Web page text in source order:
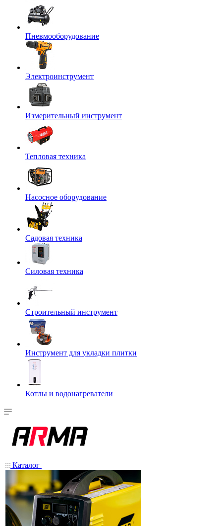
Пневмооборудование
Электроинструмент
Измерительный инструмент
Тепловая техника
Насосное оборудование
Садовая техника
Силовая техника
Строительный инструмент
Инструмент для укладки плитки
Котлы и водонагреватели
Каталог